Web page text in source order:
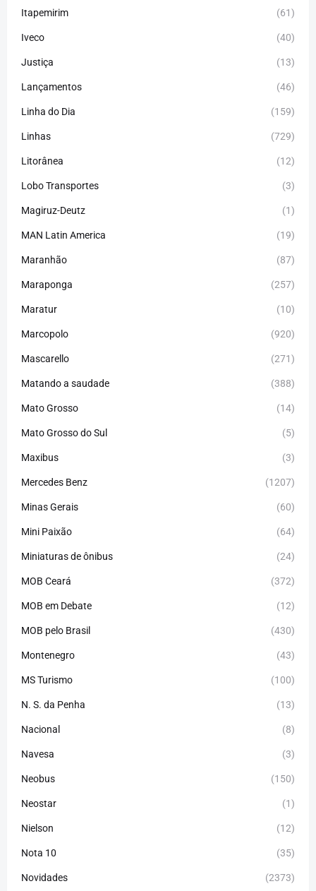
Itapemirim (61)
Iveco (40)
Justiça (13)
Lançamentos (46)
Linha do Dia (159)
Linhas (729)
Litorânea (12)
Lobo Transportes (3)
Magiruz-Deutz (1)
MAN Latin America (19)
Maranhão (87)
Maraponga (257)
Maratur (10)
Marcopolo (920)
Mascarello (271)
Matando a saudade (388)
Mato Grosso (14)
Mato Grosso do Sul (5)
Maxibus (3)
Mercedes Benz (1207)
Minas Gerais (60)
Mini Paixão (64)
Miniaturas de ônibus (24)
MOB Ceará (372)
MOB em Debate (12)
MOB pelo Brasil (430)
Montenegro (43)
MS Turismo (100)
N. S. da Penha (13)
Nacional (8)
Navesa (3)
Neobus (150)
Neostar (1)
Nielson (12)
Nota 10 (35)
Novidades (2373)